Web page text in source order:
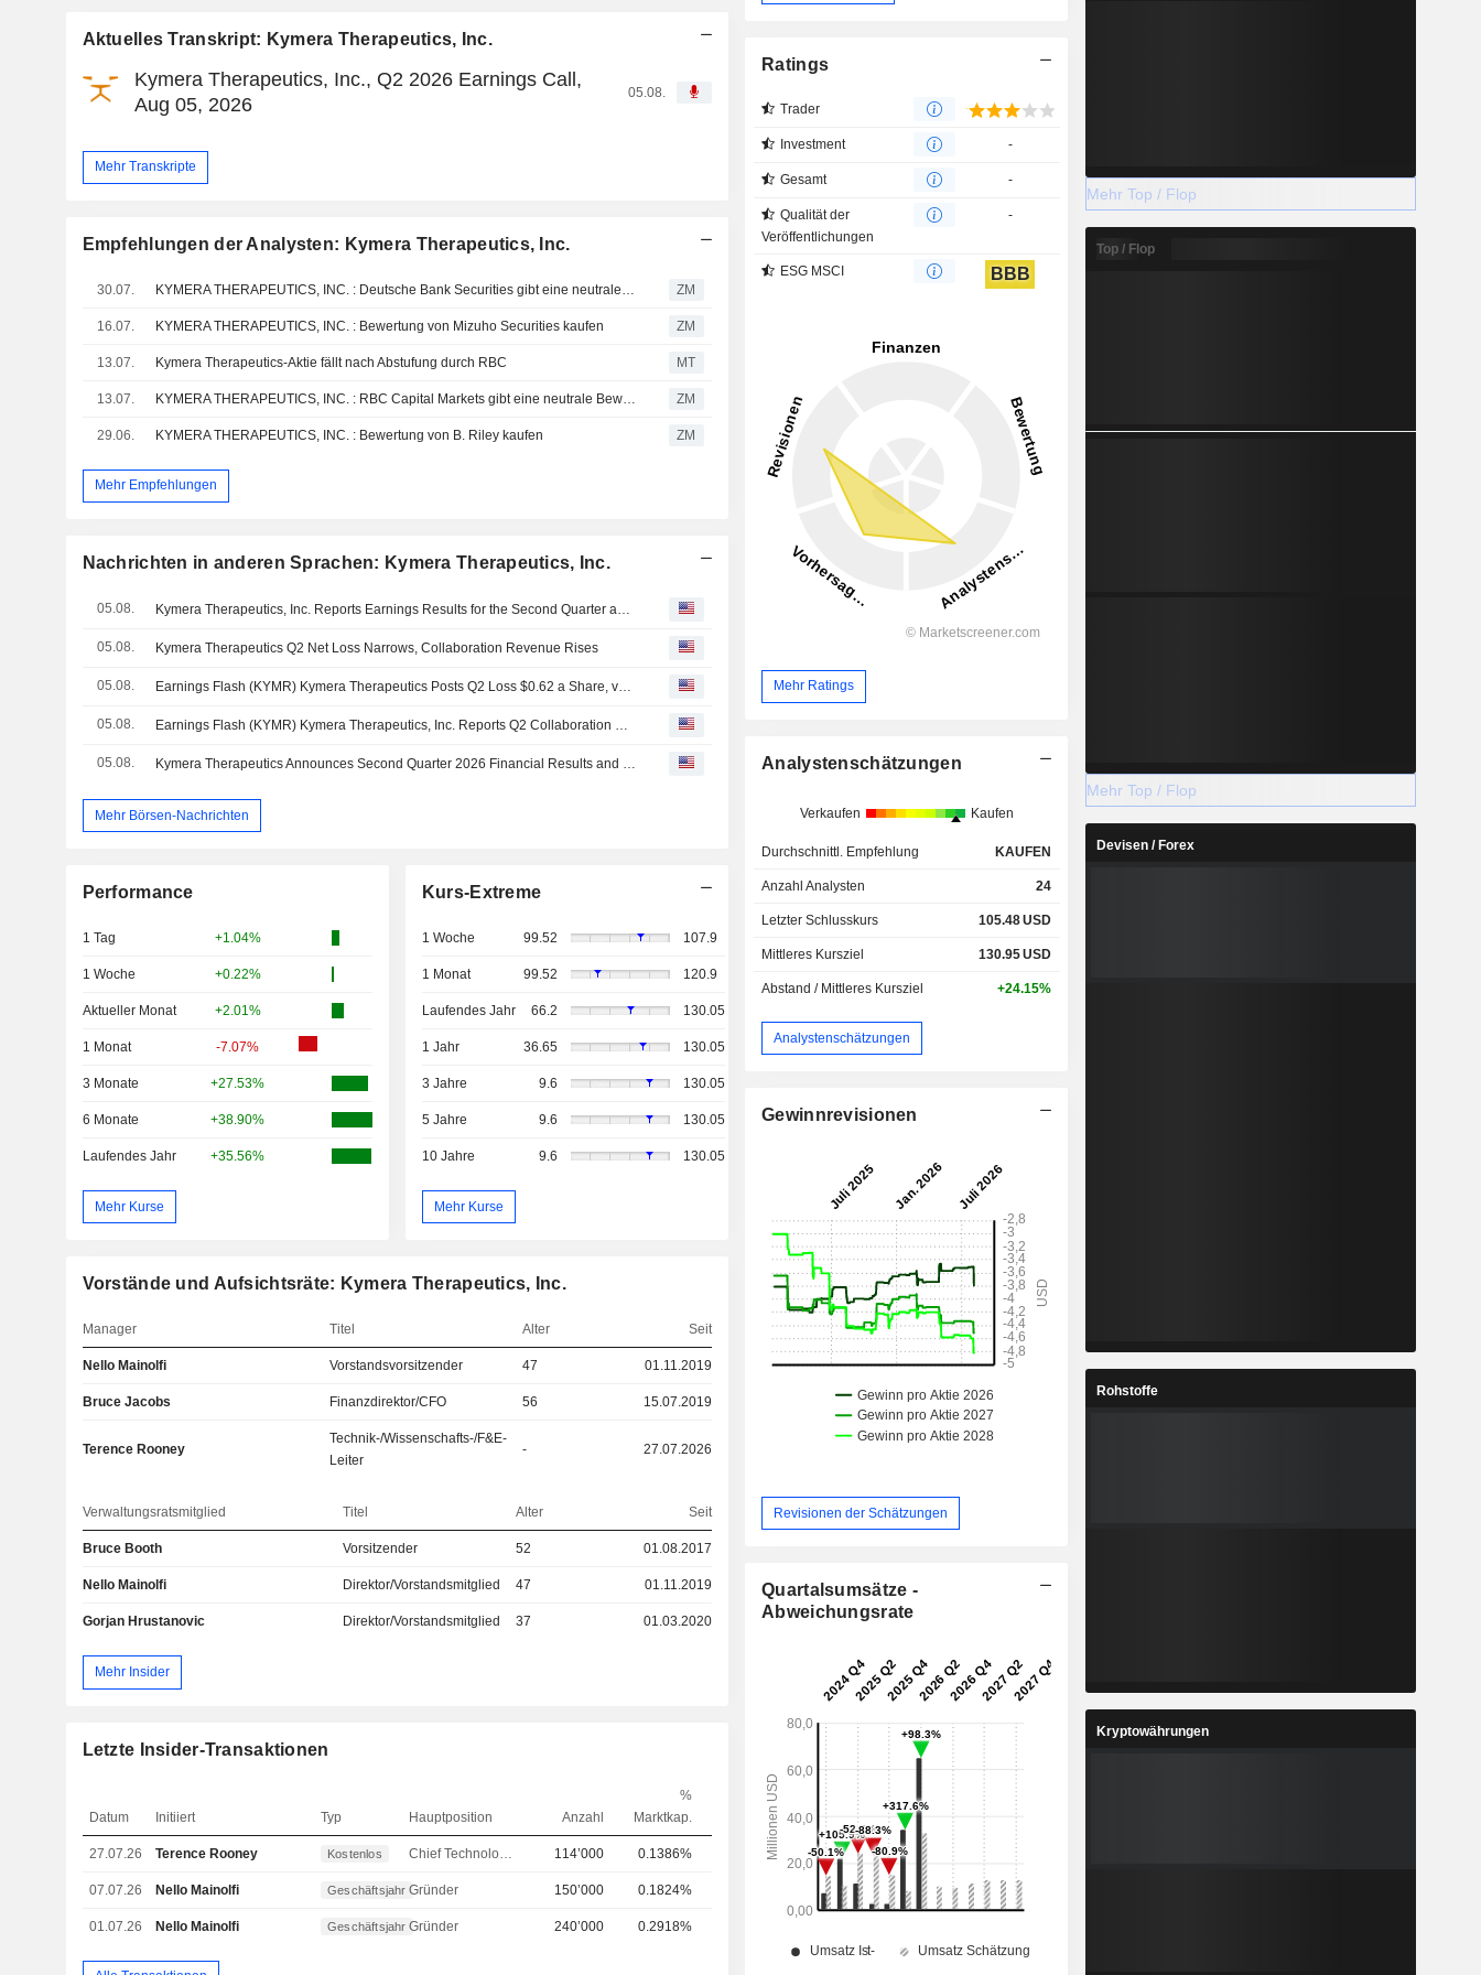
Aktuelles Transkript: Kymera Therapeutics, Inc.
Kymera Therapeutics, Inc., Q2 2026 Earnings Call,
Aug 05, 2026
05.08.
Mehr Transkripte
Empfehlungen der Analysten: Kymera Therapeutics, Inc.
30.07. ZM
16.07. KYMERA THERAPEUTICS, INC. : Bewertung von Mizuho Securities kaufen ZM
13.07. Kymera Therapeutics-Aktie fällt nach Abstufung durch RBC MT
13.07. ZM
29.06. KYMERA THERAPEUTICS, INC. : Bewertung von B. Riley kaufen ZM
Mehr Empfehlungen
Nachrichten in anderen Sprachen: Kymera Therapeutics, Inc.
05.08. Kymera Therapeutics, Inc. Reports Earnings Results for the Second Quarter and Six Months Ended June 30, 2026
05.08. Kymera Therapeutics Q2 Net Loss Narrows, Collaboration Revenue Rises
05.08. Earnings Flash (KYMR) Kymera Therapeutics Posts Q2 Loss $0.62 a Share, vs. FactSet Est of $0.71 Loss
05.08. Earnings Flash (KYMR) Kymera Therapeutics, Inc. Reports Q2 Collaboration Revenue $65.0M, vs. FactSet Est of $32.8M
05.08. Kymera Therapeutics Announces Second Quarter 2026 Financial Results and Provides a Business Update
Mehr Börsen-Nachrichten
Performance
1 Tag +1.04%
1 Woche +0.22%
Aktueller Monat +2.01%
1 Monat -7.07%
3 Monate +27.53%
6 Monate +38.90%
Laufendes Jahr +35.56%
Mehr Kurse
Kurs-Extreme
1 Woche 99.52 107.9
1 Monat 99.52 120.9
Laufendes Jahr 66.2 130.05
1 Jahr 36.65 130.05
3 Jahre 9.6 130.05
5 Jahre 9.6 130.05
10 Jahre 9.6 130.05
Mehr Kurse
Vorstände und Aufsichtsräte: Kymera Therapeutics, Inc.
Manager Titel Alter Seit
Nello Mainolfi Vorstandsvorsitzender 47 01.11.2019
Bruce Jacobs Finanzdirektor/CFO 56 15.07.2019
Terence Rooney
Technik-/Wissenschafts-/F&E-
Leiter
- 27.07.2026
Verwaltungsratsmitglied Titel Alter Seit
Bruce Booth Vorsitzender 52 01.08.2017
Nello Mainolfi Direktor/Vorstandsmitglied 47 01.11.2019
Gorjan Hrustanovic Direktor/Vorstandsmitglied 37 01.03.2020
Mehr Insider
Letzte Insider-Transaktionen
Datum Initiiert Typ Hauptposition Anzahl
%
Marktkap.
27.07.26 Terence Rooney Kostenlos 114’000 0.1386%
07.07.26 Nello Mainolfi Geschäftsjahr Gründer 150’000 0.1824%
01.07.26 Nello Mainolfi Geschäftsjahr Gründer 240’000 0.2918%
Ratings
Trader
Investment -
Gesamt -
Qualität der
Veröffentlichungen
-
ESG MSCI BBB
Mehr Ratings
Analystenschätzungen
Verkaufen Kaufen
Durchschnittl. Empfehlung KAUFEN
Anzahl Analysten 24
Letzter Schlusskurs 105.48USD
Mittleres Kursziel 130.95USD
Abstand / Mittleres Kursziel +24.15%
Analystenschätzungen
Gewinnrevisionen
Revisionen der Schätzungen
Quartalsumsätze -
Abweichungsrate
Mehr Top / Flop
Top / Flop
Mehr Top / Flop
Devisen / Forex
Rohstoffe
Kryptowährungen